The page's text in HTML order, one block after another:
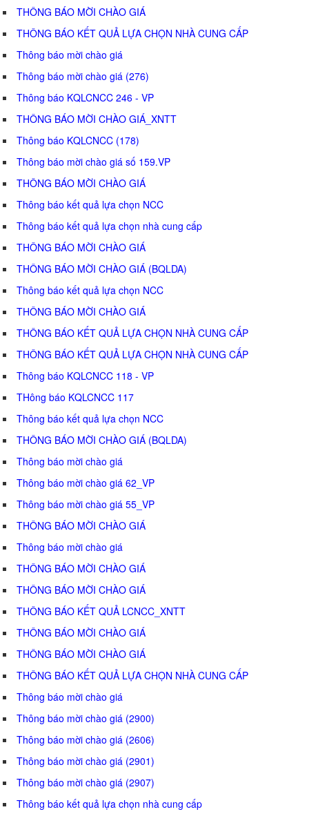
THÔNG BÁO MỜI CHÀO GIÁ
THÔNG BÁO KẾT QUẢ LỰA CHỌN NHÀ CUNG CẤP
Thông báo mời chào giá
Thông báo mời chào giá (276)
Thông báo KQLCNCC 246 - VP
THÔNG BÁO MỜI CHÀO GIÁ_XNTT
Thông báo KQLCNCC (178)
Thông báo mời chào giá số 159.VP
THÔNG BÁO MỜI CHÀO GIÁ
Thông báo kết quả lựa chọn NCC
Thông báo kết quả lựa chọn nhà cung cấp
THÔNG BÁO MỜI CHÀO GIÁ
THÔNG BÁO MỜI CHÀO GIÁ (BQLDA)
Thông báo kết quả lựa chọn NCC
THÔNG BÁO MỜI CHÀO GIÁ
THÔNG BÁO KẾT QUẢ LỰA CHỌN NHÀ CUNG CẤP
THÔNG BÁO KẾT QUẢ LỰA CHỌN NHÀ CUNG CẤP
Thông báo KQLCNCC 118 - VP
THông báo KQLCNCC 117
Thông báo kết quả lựa chọn NCC
THÔNG BÁO MỜI CHÀO GIÁ (BQLDA)
Thông báo mời chào giá
Thông báo mời chào giá 62_VP
Thông báo mời chào giá 55_VP
THÔNG BÁO MỜI CHÀO GIÁ
Thông báo mời chào giá
THÔNG BÁO MỜI CHÀO GIÁ
THÔNG BÁO MỜI CHÀO GIÁ
THÔNG BÁO KẾT QUẢ LCNCC_XNTT
THÔNG BÁO MỜI CHÀO GIÁ
THÔNG BÁO MỜI CHÀO GIÁ
THÔNG BÁO KẾT QUẢ LỰA CHỌN NHÀ CUNG CẤP
Thông báo mời chào giá
Thông báo mời chào giá (2900)
Thông báo mời chào giá (2606)
Thông báo mời chào giá (2901)
Thông báo mời chào giá (2907)
Thông báo kết quả lựa chọn nhà cung cấp